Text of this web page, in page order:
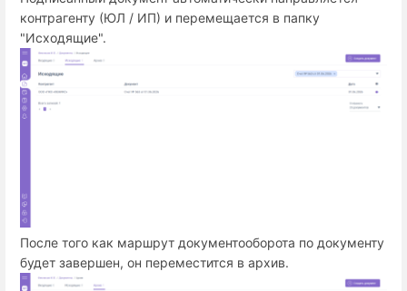
контрагенту (ЮЛ / ИП) и перемещается в папку
"Исходящие".
После того как маршрут документооборота по документу
будет завершен, он переместится в архив.